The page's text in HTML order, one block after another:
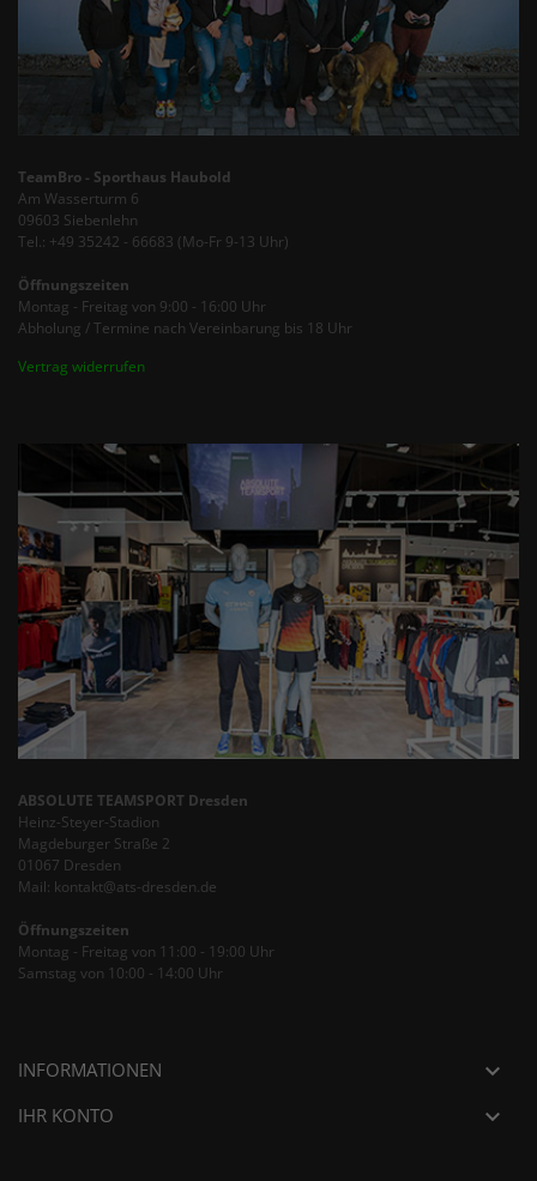
TeamBro - Sporthaus Haubold
Am Wasserturm 6
09603 Siebenlehn
Tel.: +49 35242 - 66683 (Mo-Fr 9-13 Uhr)
Öffnungszeiten
Montag - Freitag von 9:00 - 16:00 Uhr
Abholung / Termine nach Vereinbarung bis 18 Uhr
Vertrag widerrufen
ABSOLUTE TEAMSPORT Dresden
Heinz-Steyer-Stadion
Magdeburger Straße 2
01067 Dresden
Mail: kontakt@ats-dresden.de
Öffnungszeiten
Montag - Freitag von 11:00 - 19:00 Uhr
Samstag von 10:00 - 14:00 Uhr
INFORMATIONEN 
IHR KONTO 